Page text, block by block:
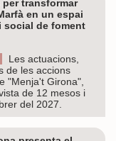
transformar
en un espai
de foment
Les actuacions,
de les accions
"Menja't Girona",
de 12 mesos i
del 2027.